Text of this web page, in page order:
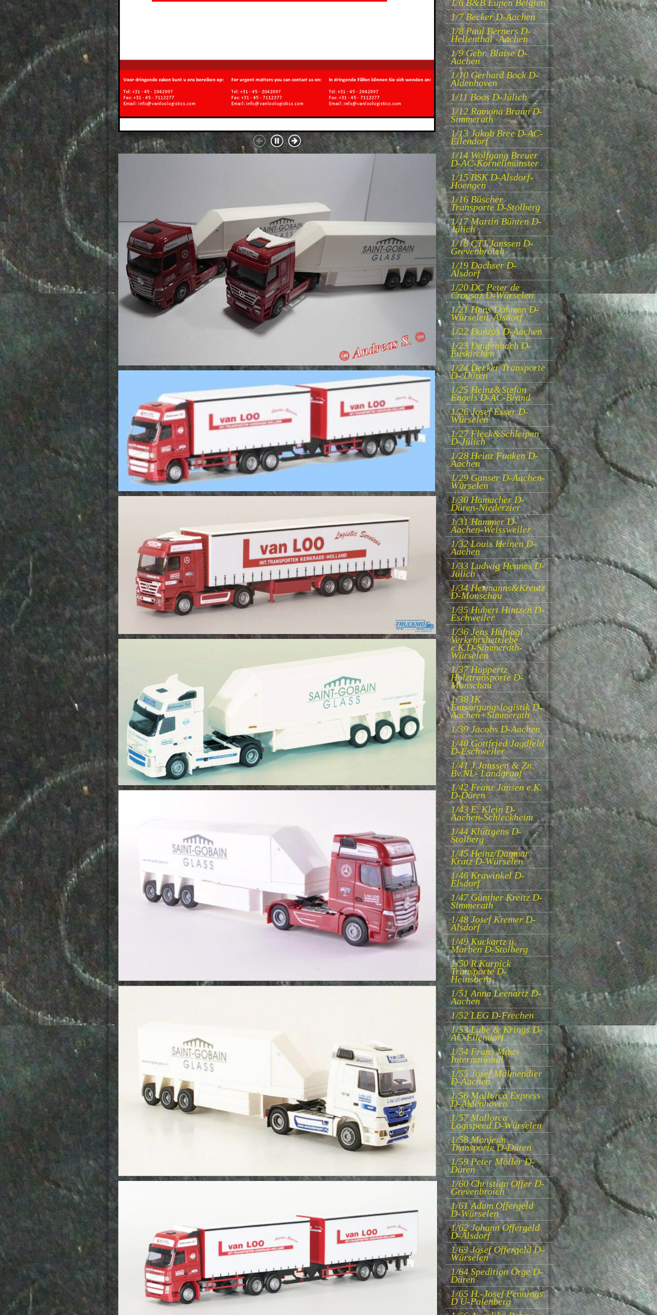
1/6 B&B Eupen Belgien
1/7 Becker D-Aachen
1/8 Paul Berners D-
Hellenthal -Aachen
1/9 Gebr. Blaise D-
Aachen
1/10 Gerhard Bock D-
Aldenhoven
1/11 Boos D-Jülich
1/12 Ramona Braun D-
Simmerath
1/13 Jakob Bree D-AC-
Eilendorf
1/14 Wolfgang Breuer
D-AC-Kornelimünster
1/15 BSK D-Alsdorf-
Hoengen
1/16 Büscher
Transporte D-Stolberg
1/17 Martin Bünten D-
Jülich
1/18 CTJ Janssen D-
Grevenbroich
1/19 Dachser D-
Alsdorf
1/20 DC Peter de
Crousaz D-Würselen
1/21 Hans Dahmen D-
Würselen, Alsdorf
1/22 Danzas D-Aachen
1/23 Daufenbach D-
Euskirchen
1/24 Decker Transporte
D- Düren
1/25 Heinz&Stefan
Engels D-AC-Brand
1/26 Josef Esser D-
Würselen
1/27 Fleck&Schleipen
D-Jülich
1/28 Heinz Funken D-
Aachen
1/29 Ganser D-Aachen-
Würselen
1/30 Hamacher D-
Düren-Niederzier
1/31 Hammer D-
Aachen-Weissweiler
1/32 Louis Heinen D-
Aachen
1/33 Ludwig Hennes D-
Jülich
1/34 Hermanns&Kreutz
D-Monschau
1/35 Hubert Hintzen D-
Eschweiler
1/36 Jens Hufnagl
Verkehrsbetriebe
e.K.D-Simmerath-
Würselen
1/37 Huppertz
Holztransporte D-
Monschau
1/38 IK
Entsorgungslogistik D-
Aachen+Simmerath
1/39 Jacobs D-Aachen
1/40 Gottfried Jagdfeld
D-Eschweiler
1/41 J.Janssen & Zn.
Bv.NL- Landgraaf
1/42 Franz Jansen e.K.
D-Düren
1/43 E. Klein D-
Aachen-Schleckheim
1/44 Klüttgens D-
Stolberg
1/45 Heinz/Dagmar
Kratz D-Würselen
1/46 Krawinkel D-
Elsdorf
1/47 Günther Kreitz D-
Simmerath
1/48 Josef Kremer D-
Alsdorf
1/49 Kuckartz u
Marben D-Stolberg
1/50 R.Kurpick
Transporte D-
Heinsberg
1/51 Anna Leenartz D-
Aachen
1/52 LEG D-Frechen
1/53 Lube & Krings D-
AC-Eilendorf
1/54 Frans Maas
International
1/55 Josef Malmendier
D-Aachen
1/56 Mallorca Express
D-Aldenhoven
1/57 Mallorca
Logispeed D-Würselen
1/58 Monjean
Transporte D-Düren
1/59 Peter Möller D-
Düren
1/60 Christian Offer D-
Grevenbroich
1/61 Adam Offergeld
D-Würselen
1/62 Johann Offergeld
D-Alsdorf
1/63 Josef Offergeld D-
Würselen
1/64 Spedition Örge D-
Düren
1/65 H.-Josef Pennings
D Ü-Palenberg